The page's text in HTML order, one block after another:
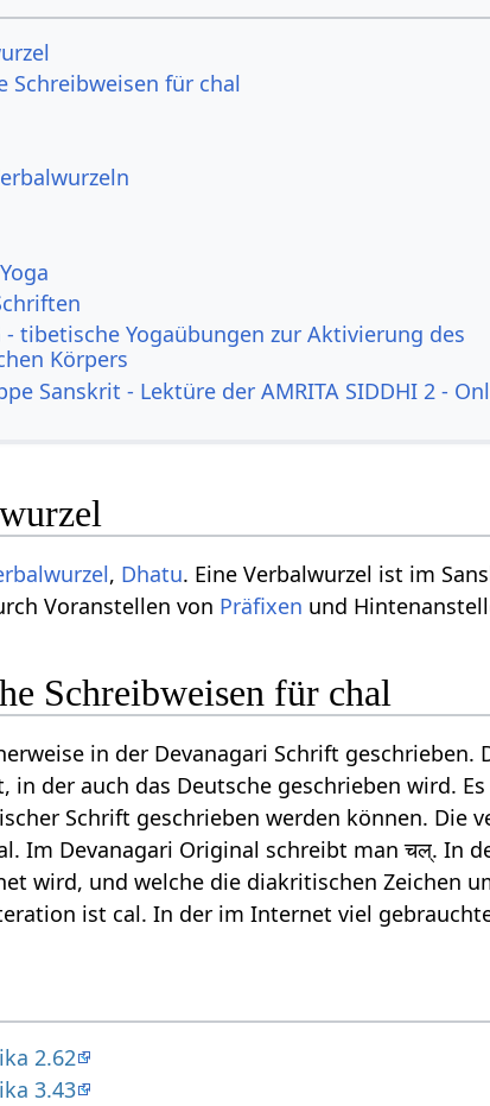
Schreibweisen für chal
- tibetische Yogaübungen zur Aktivierung des
Körpers
Sanskrit - Lektüre der AMRITA SIDDHI 2 -
, Dhatu. Eine Verbalwurzel ist im
Voranstellen von Präfixen und
Schreibweisen für chal
in der Devanagari Schrift
in der auch das Deutsche geschrieben wird.
Schrift geschrieben werden können. Die
Im Devanagari Original schreibt man चल्. In
wird, und welche die diakritischen Zeichen
ist cal. In der im Internet viel
2.62
3.43